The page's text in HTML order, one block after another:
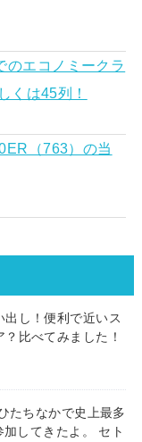
のエコノミークラ
くは45列！
（763）の当
し！便利で近いス
比べてみました！
たちなかで史上最多
してきたよ。 セト